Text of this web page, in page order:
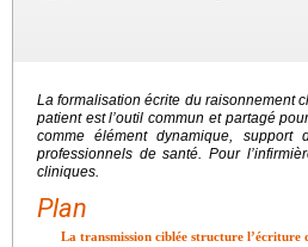
La formalisation écrite du raisonnement
patient est l’outil commun et partagé
comme élément dynamique, support
professionnels de santé. Pour
cliniques.
Plan
La transmission ciblée structure l’écriture